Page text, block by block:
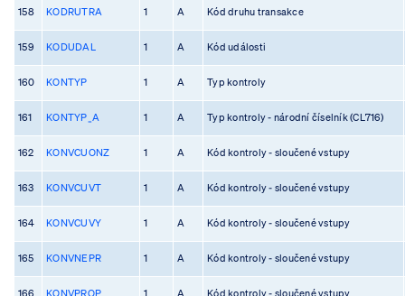
158 KODRUTRA 1 A Kód druhu transakce
159 KODUDAL 1 A Kód události
160 KONTYP 1 A Typ kontroly
161 KONTYP_A 1 A Typ kontroly - národní číselník (CL716)
162 KONVCUONZ 1 A Kód kontroly - sloučené vstupy
163 KONVCUVT 1 A Kód kontroly - sloučené vstupy
164 KONVCUVY 1 A Kód kontroly - sloučené vstupy
165 KONVNEPR 1 A Kód kontroly - sloučené vstupy
166 KONVPROP 1 A Kód kontroly - sloučené vstupy